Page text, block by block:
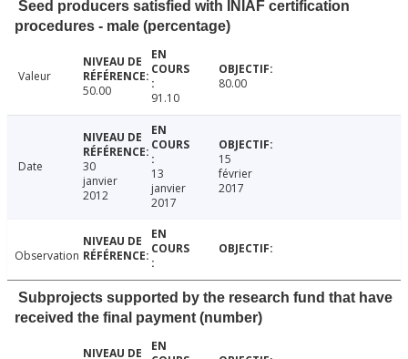
Seed producers satisfied with INIAF certification
procedures - male (percentage)
Valeur
50.00
91.10
80.00
Date
30
janvier
2012
13
janvier
2017
15
février
2017
Observation
Subprojects supported by the research fund that have
received the final payment (number)